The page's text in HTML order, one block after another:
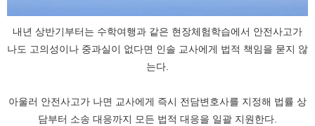
내년 상반기부터는 수학여행과 같은 현장체험학습에서 안전사고가
나도 고의성이나 중과실이 없다면 인솔 교사에게 법적 책임을 묻지 않
는다.
아울러 안전사고가 나면 교사에게 즉시 전담변호사를 지정해 법률 상
담부터 소송 대응까지 모든 법적 대응을 일괄 지원한다.